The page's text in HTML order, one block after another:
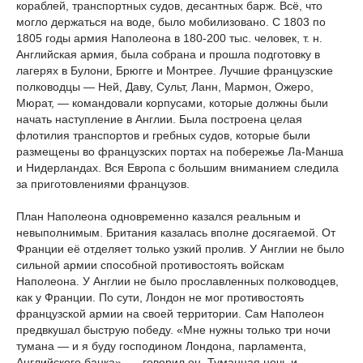
кораблей, транспортных судов, десантных барж. Всё, что
могло держаться на воде, было мобилизовано. С 1803 по
1805 годы армия Наполеона в 180-200 тыс. человек, т. н.
Английская армия, была собрана и прошла подготовку в
лагерях в Булони, Брюгге и Монтрее. Лучшие французские
полководцы — Ней, Даву, Сульт, Ланн, Мармон, Ожеро,
Мюрат, — командовали корпусами, которые должны были
начать наступление в Англии. Была построена целая
флотилия транспортов и гребных судов, которые были
размещены во французских портах на побережье Ла-Манша
и Нидерландах. Вся Европа с большим вниманием следила
за приготовлениями французов.
План Наполеона одновременно казался реальным и
невыполнимым. Британия казалась вполне досягаемой. От
Франции её отделяет только узкий пролив. У Англии не было
сильной армии способной противостоять войскам
Наполеона. У Англии не было прославленных полководцев,
как у Франции. По сути, Лондон не мог противостоять
французской армии на своей территории. Сам Наполеон
предвкушал быструю победу. «Мне нужны только три ночи
тумана — и я буду господином Лондона, парламента,